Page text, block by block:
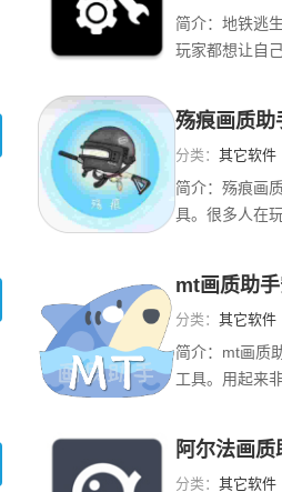
简介： 地铁逃
玩家都想让自
己版本，进游
殇痕画质助
分类： 其它软件
简介： 殇痕画
具。很多人在
帧、流畅120
mt画质助
分类： 其它软件
简介： mt画质
工具。用起来
质的选项。感
阿尔法画质
分类： 其它软件